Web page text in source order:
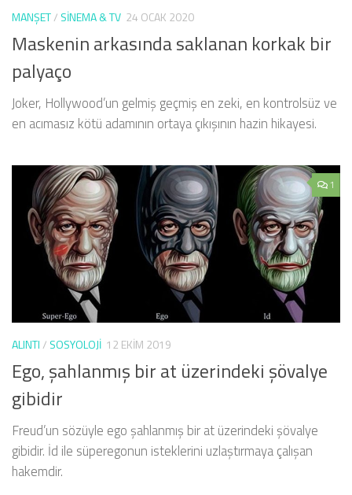
MANŞET/ SINEMA & TV 24 OCAK 2020
Maskenin arkasında saklanan korkak bir
palyaço
Joker, Hollywood’un gelmiş geçmiş en zeki, en kontrolsüz ve
en acımasız kötü adamının ortaya çıkışının hazin hikayesi.
1
ALINTI/ SOSYOLOJI 12 EKIM 2019
Ego, şahlanmış bir at üzerindeki şövalye
gibidir
Freud’un sözüyle ego şahlanmış bir at üzerindeki şövalye
gibidir. İd ile süperegonun isteklerini uzlaştırmaya çalışan
hakemdir.